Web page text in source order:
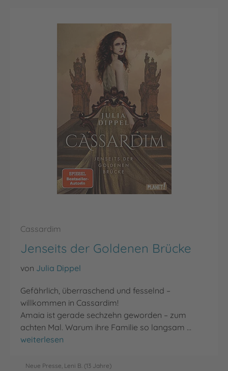
Cassardim
Jenseits der Goldenen Brücke
von Julia Dippel
Gefährlich, überraschend und fesselnd –
willkommen in Cassardim!
Amaia ist gerade sechzehn geworden – zum
achten Mal. Warum ihre Familie so langsam …
Jenseits der Goldenen Brücke
weiterlesen
Neue Presse, Leni B. (13 Jahre)